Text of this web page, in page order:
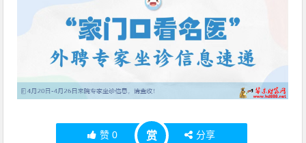
赞 0 赏 分享